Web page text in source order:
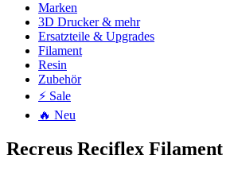
Marken
3D Drucker & mehr
Ersatzteile & Upgrades
Filament
Resin
Zubehör
⚡ Sale
🔥 Neu
Recreus Reciflex Filament